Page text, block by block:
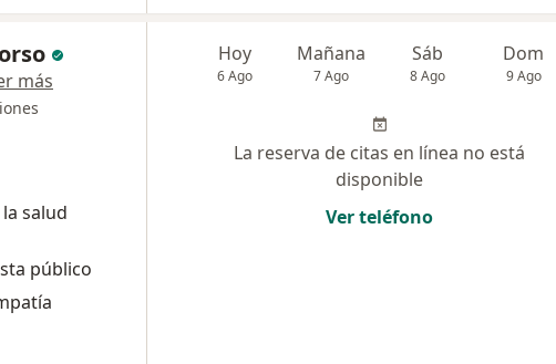
más
salud
público
Hoy
6 Ago
Mañana
7 Ago
Sáb
8 Ago
Dom
9 Ago
La reserva de citas en línea no está
disponible
Ver teléfono